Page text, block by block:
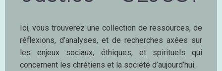
Ici, vous trouverez une collection de ressources, de
réflexions, d’analyses, et de recherches axées sur
les enjeux sociaux, éthiques, et spirituels qui
concernent les chrétiens et la société d’aujourd’hui.